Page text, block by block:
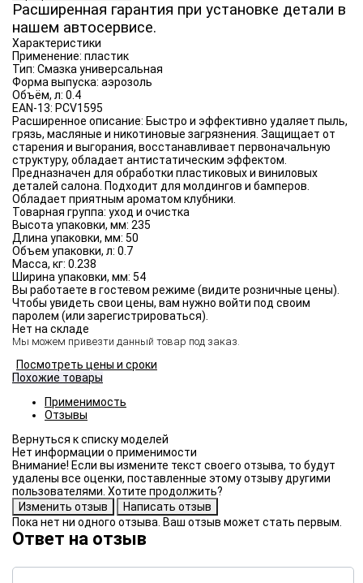
Расширенная гарантия при установке детали в
нашем автосервисе.
Характеристики
Применение: пластик
Тип: Смазка универсальная
Форма выпуска: аэрозоль
Объём, л: 0.4
EAN-13: PCV1595
Расширенное описание: Быстро и эффективно удаляет пыль,
грязь, масляные и никотиновые загрязнения. Защищает от
старения и выгорания, восстанавливает первоначальную
структуру, обладает антистатическим эффектом.
Предназначен для обработки пластиковых и виниловых
деталей салона. Подходит для молдингов и бамперов.
Обладает приятным ароматом клубники.
Товарная группа: уход и очистка
Высота упаковки, мм: 235
Длина упаковки, мм: 50
Объем упаковки, л: 0.7
Масса, кг: 0.238
Ширина упаковки, мм: 54
Вы работаете в гостевом режиме (видите розничные цены).
Чтобы увидеть свои цены, вам нужно войти под своим
паролем (или зарегистрироваться).
Нет на складе
Мы можем привезти данный товар под заказ.
Посмотреть цены и сроки
Похожие товары
Применимость
Отзывы
Нет информации о применимости
Внимание! Если вы измените текст своего отзыва, то будут
удалены все оценки, поставленные этому отзыву другими
пользователями. Хотите продолжить?
Пока нет ни одного отзыва. Ваш отзыв может стать первым.
Ответ на отзыв